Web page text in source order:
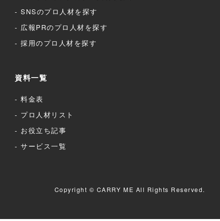
SNSのプロ人材を探す
広報PRのプロ人材を探す
採用のプロ人材を探す
資料一覧
料金表
プロ人材リスト
お役立ち記事
サービス一覧
Copyright © CARRY ME All Rights Reserved.